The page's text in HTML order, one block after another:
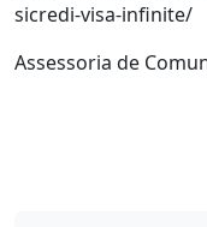
sicredi-visa-infinite/
Assessoria de